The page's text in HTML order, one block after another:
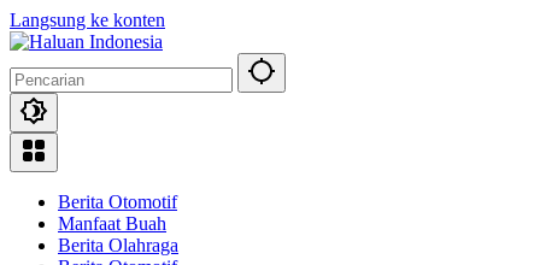
Langsung ke konten
Berita Otomotif
Manfaat Buah
Berita Olahraga